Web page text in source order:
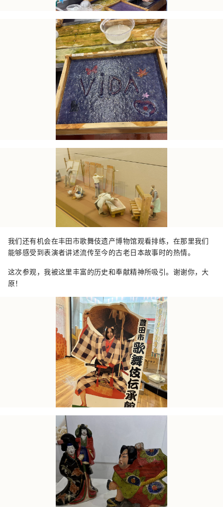
我们还有机会在丰田市歌舞伎遗产博物馆观看排练，在那里我们
能够感受到表演者讲述流传至今的古老日本故事时的热情。
这次参观，我被这里丰富的历史和奉献精神所吸引。谢谢你，大
原！